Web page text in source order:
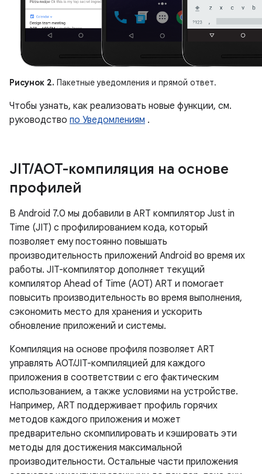
Рисунок 2. Пакетные уведомления и прямой ответ.
Чтобы узнать, как реализовать новые функции, см.
руководство по Уведомлениям .
JIT/AOT-компиляция на основе
профилей
В Android 7.0 мы добавили в ART компилятор Just in
Time (JIT) с профилированием кода, который
позволяет ему постоянно повышать
производительность приложений Android во время их
работы. JIT-компилятор дополняет текущий
компилятор Ahead of Time (AOT) ART и помогает
повысить производительность во время выполнения,
сэкономить место для хранения и ускорить
обновление приложений и системы.
Компиляция на основе профиля позволяет ART
управлять AOT/JIT-компиляцией для каждого
приложения в соответствии с его фактическим
использованием, а также условиями на устройстве.
Например, ART поддерживает профиль горячих
методов каждого приложения и может
предварительно скомпилировать и кэшировать эти
методы для достижения максимальной
производительности. Остальные части приложения